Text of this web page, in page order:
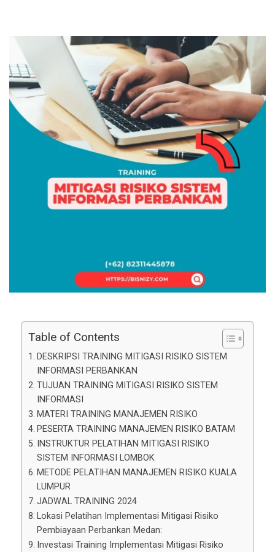
Table of Contents
DESKRIPSI TRAINING MITIGASI RISIKO SISTEM
INFORMASI PERBANKAN
TUJUAN TRAINING MITIGASI RISIKO SISTEM
INFORMASI
MATERI TRAINING MANAJEMEN RISIKO
PESERTA TRAINING MANAJEMEN RISIKO BATAM
INSTRUKTUR PELATIHAN MITIGASI RISIKO
SISTEM INFORMASI LOMBOK
METODE PELATIHAN MANAJEMEN RISIKO KUALA
LUMPUR
JADWAL TRAINING 2024
Lokasi Pelatihan Implementasi Mitigasi Risiko
Pembiayaan Perbankan Medan:
Investasi Training Implementasi Mitigasi Risiko